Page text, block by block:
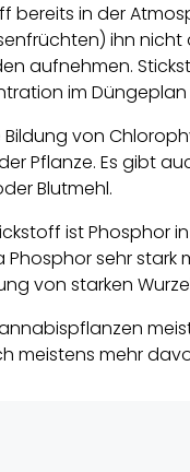
bereits in der
ihn
aufnehmen.
im
von
Pflanze. Es gibt
Blutmehl.
ist Phosphor
sehr
von starken
meistens mehr